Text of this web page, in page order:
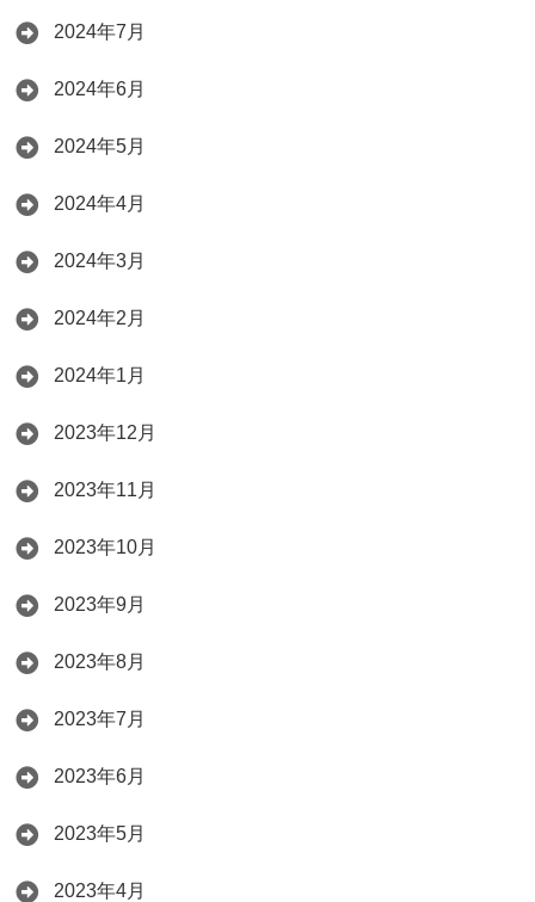
2024年7月
2024年6月
2024年5月
2024年4月
2024年3月
2024年2月
2024年1月
2023年12月
2023年11月
2023年10月
2023年9月
2023年8月
2023年7月
2023年6月
2023年5月
2023年4月